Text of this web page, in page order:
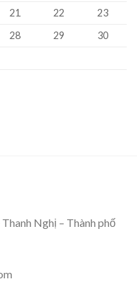
21 22
23
28 29
30
Nghị – Thành phố